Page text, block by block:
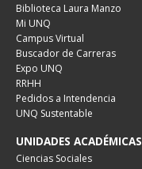
Biblioteca Laura Manzo
Mi UNQ
Campus Virtual
Buscador de Carreras
Expo UNQ
RRHH
Pedidos a Intendencia
UNQ Sustentable
UNIDADES ACADÉMICAS
Ciencias Sociales